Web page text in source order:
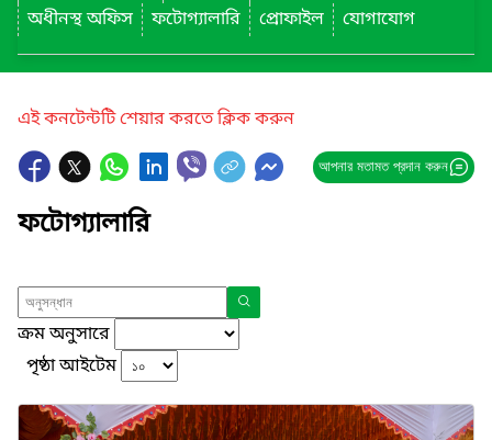
অধীনস্থ অফিস
ফটোগ্যালারি প্রোফাইল যোগাযোগ
এই কনটেন্টটি শেয়ার করতে ক্লিক করুন
আপনার মতামত প্রদান করুন
ফটোগ্যালারি
ক্রম অনুসারে
পৃষ্ঠা আইটেম